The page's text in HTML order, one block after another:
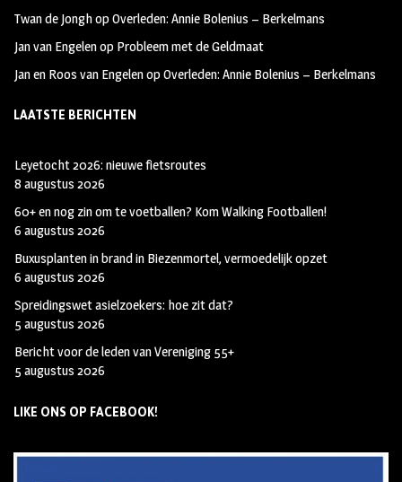
Twan de JonghopOverleden: Annie Bolenius – Berkelmans
Jan van Engelenop Probleem met de Geldmaat
Jan en Roos van EngelenopOverleden: Annie Bolenius – Berkelmans
LAATSTE BERICHTEN
Leyetocht 2026: nieuwe fietsroutes
8 augustus 2026
60+ en nog zin om te voetballen? Kom Walking Footballen!
6 augustus 2026
Buxusplanten in brand in Biezenmortel, vermoedelijk opzet
6 augustus 2026
Spreidingswet asielzoekers: hoe zit dat?
5 augustus 2026
Bericht voor de leden van Vereniging 55+
5 augustus 2026
LIKE ONS OP FACEBOOK!